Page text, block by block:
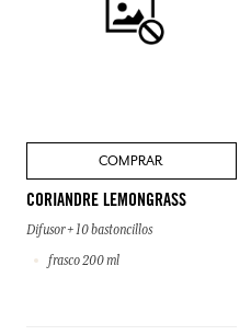
COMPRAR
CORIANDRE LEMONGRASS
Difusor + 10 bastoncillos
frasco 200 ml